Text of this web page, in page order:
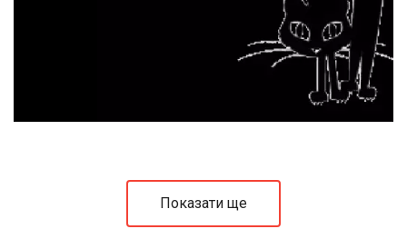
Показати ще